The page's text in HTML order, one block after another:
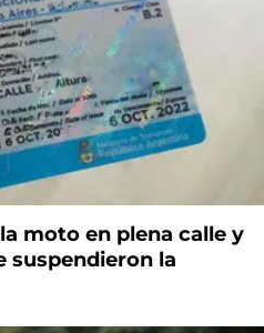
moto en plena calle y
suspendieron la